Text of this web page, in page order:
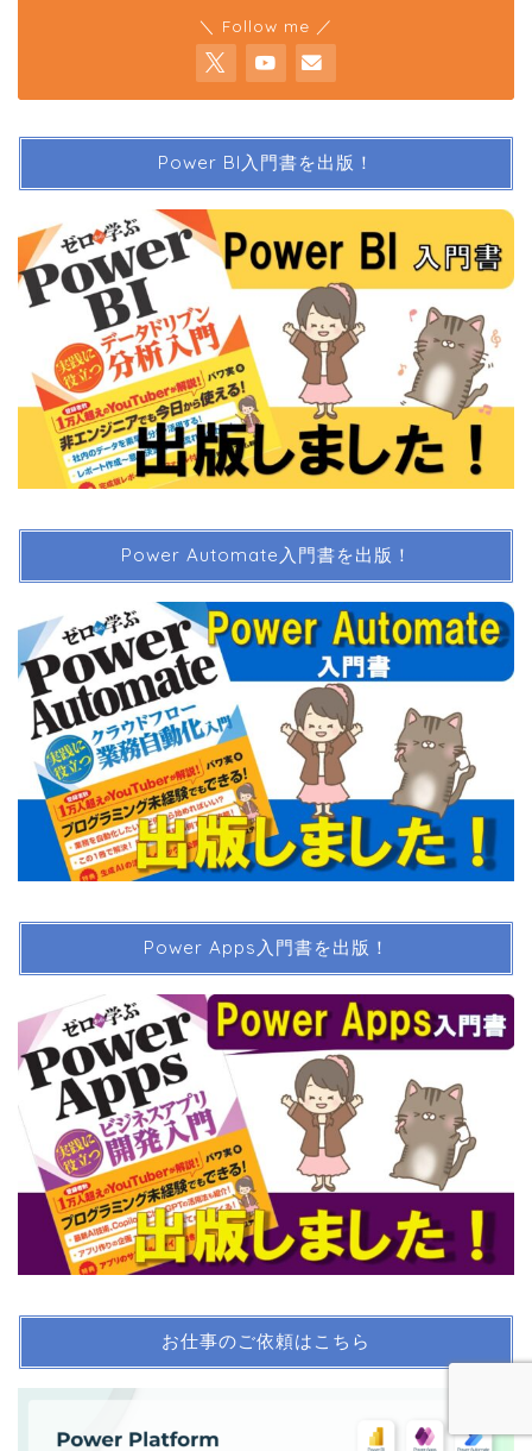
＼ Follow me ／
Power BI入門書を出版！
Power Automate入門書を出版！
Power Apps入門書を出版！
お仕事のご依頼はこちら